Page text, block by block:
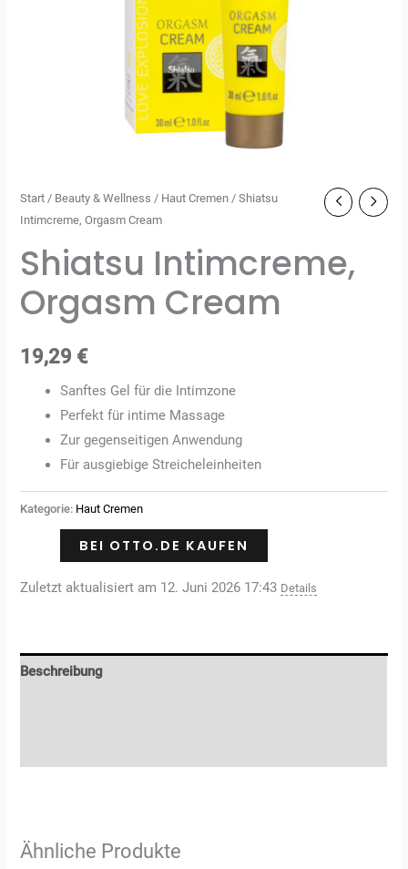
Start / Beauty & Wellness / Haut Cremen / Shiatsu
Intimcreme, Orgasm Cream
Shiatsu Intimcreme,
Orgasm Cream
19,29 €
Sanftes Gel für die Intimzone
Perfekt für intime Massage
Zur gegenseitigen Anwendung
Für ausgiebige Streicheleinheiten
Kategorie: Haut Cremen
BEI OTTO.DE KAUFEN
Zuletzt aktualisiert am 12. Juni 2026 17:43 Details
Beschreibung
Ähnliche Produkte